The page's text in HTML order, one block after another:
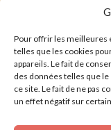
Pour offrir les meilleures
telles que les cookies
appareils. Le fait de
des données telles que
ce site. Le fait de ne pas
un effet négatif sur
Newsletter
E-mail* :
J'ai lu & j'accepte la